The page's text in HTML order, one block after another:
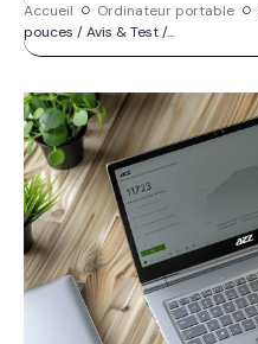
Accueil Ordinateur portable
pouces / Avis & Test /...